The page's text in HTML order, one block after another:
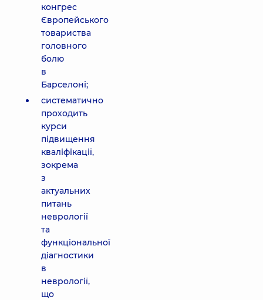
конгрес
Європейського
товариства
головного
болю
в
Барселоні;
систематично
проходить
курси
підвищення
кваліфікації,
зокрема
з
актуальних
питань
неврології
та
функціональної
діагностики
в
неврології,
що